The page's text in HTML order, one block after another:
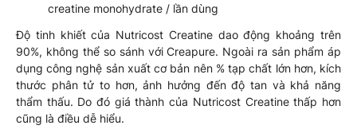
creatine monohydrate / lần dùng
Độ tinh khiết của Nutricost Creatine dao động khoảng trên
90%, không thể so sánh với Creapure. Ngoài ra sản phẩm áp
dụng công nghệ sản xuất cơ bản nên % tạp chất lớn hơn, kích
thước phân tử to hơn, ảnh hưởng đến độ tan và khả năng
thẩm thấu. Do đó giá thành của Nutricost Creatine thấp hơn
cũng là điều dễ hiểu.